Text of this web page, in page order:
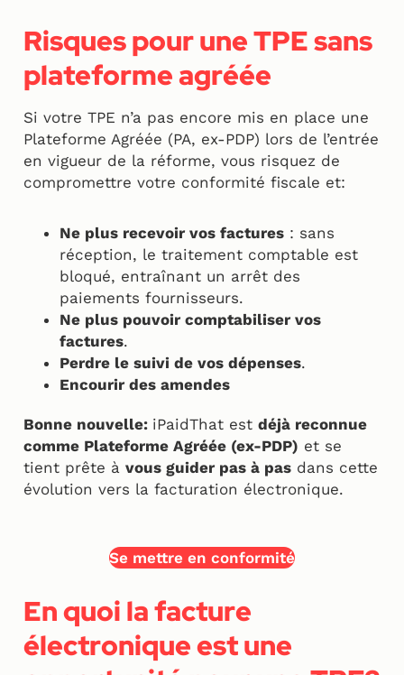
Risques pour une TPE sans
plateforme agréée
Si votre TPE n’a pas encore mis en place une
Plateforme Agréée (PA, ex-PDP) lors de l’entrée
en vigueur de la réforme, vous risquez de
compromettre votre conformité fiscale et:
Ne plus recevoir vos factures : sans
réception, le traitement comptable est
bloqué, entraînant un arrêt des
paiements fournisseurs.
Ne plus pouvoir comptabiliser vos
factures.
Perdre le suivi de vos dépenses.
Encourir des amendes
Bonne nouvelle: iPaidThat est déjà reconnue
comme Plateforme Agréée (ex-PDP) et se
tient prête à vous guider pas à pas dans cette
évolution vers la facturation électronique.
Se mettre en conformité
En quoi la facture
électronique est une